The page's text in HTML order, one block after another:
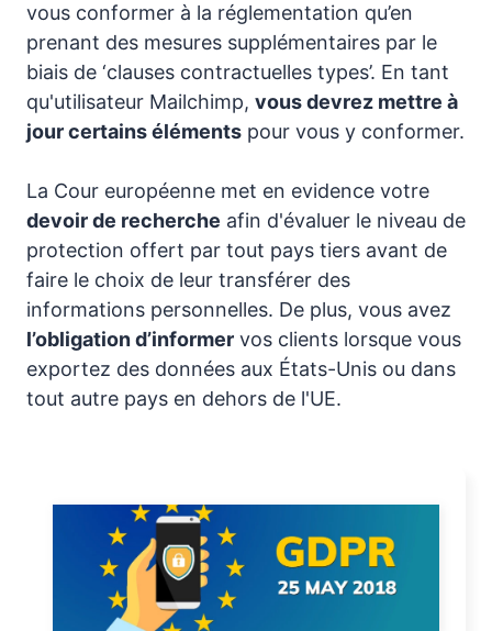
vous conformer à la réglementation qu’en
prenant des mesures supplémentaires par le
biais de ‘clauses contractuelles types’. En tant
qu'utilisateur Mailchimp, vous devrez mettre à
jour certains éléments pour vous y conformer.
La Cour européenne met en evidence votre
devoir de recherche afin d'évaluer le niveau de
protection offert par tout pays tiers avant de
faire le choix de leur transférer des
informations personnelles. De plus, vous avez
l’obligation d’informer vos clients lorsque vous
exportez des données aux États-Unis ou dans
tout autre pays en dehors de l'UE.